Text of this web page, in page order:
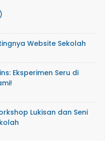
Website Sekolah
Eksperimen Seru di
Lukisan dan Seni